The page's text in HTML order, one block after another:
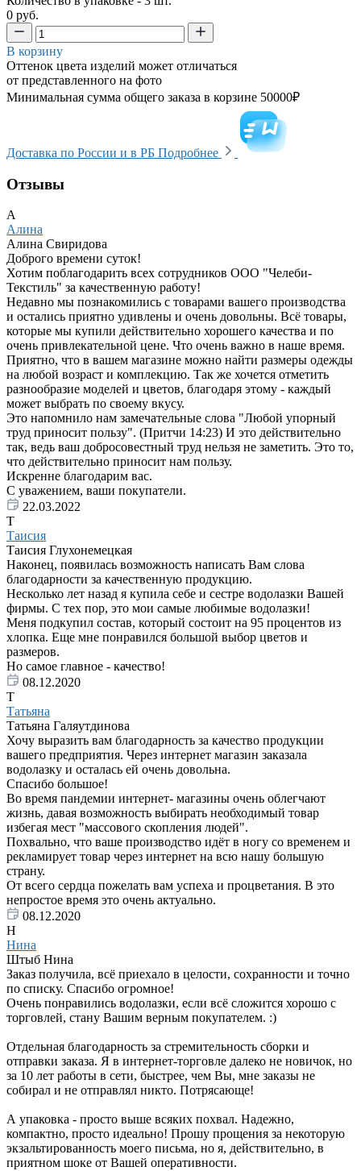
0 руб.
В корзину
Оттенок цвета изделий может отличаться
от представленного на фото
Минимальная сумма общего заказа в корзине 50000₽
Доставка по России и в РБ Подробнее
Отзывы
А
Алина
Алина Свиридова
Доброго времени суток!
Хотим поблагодарить всех сотрудников ООО "Челеби-
Текстиль" за качественную работу!
Недавно мы познакомились с товарами вашего производства
и остались приятно удивлены и очень довольны. Всё товары,
которые мы купили действительно хорошего качества и по
очень привлекательной цене. Что очень важно в наше время.
Приятно, что в вашем магазине можно найти размеры одежды
на любой возраст и комплекцию. Так же хочется отметить
разнообразие моделей и цветов, благодаря этому - каждый
может выбрать по своему вкусу.
Это напомнило нам замечательные слова "Любой упорный
труд приносит пользу". (Притчи 14:23) И это действительно
так, ведь ваш добросовестный труд нельзя не заметить. Это то,
что действительно приносит нам пользу.
Искренне благодарим вас.
С уважением, ваши покупатели.
22.03.2022
Т
Таисия
Таисия Глухонемецкая
Наконец, появилась возможность написать Вам слова
благодарности за качественную продукцию.
Несколько лет назад я купила себе и сестре водолазки Вашей
фирмы. С тех пор, это мои самые любимые водолазки!
Меня подкупил состав, который состоит на 95 процентов из
хлопка. Еще мне понравился большой выбор цветов и
размеров.
Но самое главное - качество!
08.12.2020
Т
Татьяна
Татьяна Галяутдинова
Хочу выразить вам благодарность за качество продукции
вашего предприятия. Через интернет магазин заказала
водолазку и осталась ей очень довольна.
Спасибо большое!
Во время пандемии интернет- магазины очень облегчают
жизнь, давая возможность выбирать необходимый товар
избегая мест "массового скопления людей".
Похвально, что ваше производство идёт в ногу со временем и
рекламирует товар через интернет на всю нашу большую
страну.
От всего сердца пожелать вам успеха и процветания. В это
непростое время это очень актуально.
08.12.2020
Н
Нина
Штыб Нина
Заказ получила, всё приехало в целости, сохранности и точно
по списку. Спасибо огромное!
Очень понравились водолазки, если всё сложится хорошо с
торговлей, стану Вашим верным покупателем. :)
Отдельная благодарность за стремительность сборки и
отправки заказа. Я в интернет-торговле далеко не новичок, но
за 10 лет работы в сети, быстрее, чем Вы, мне заказы не
собирал и не отправлял никто. Потрясающе!
А упаковка - просто выше всяких похвал. Надежно,
компактно, просто идеально! Прошу прощения за некоторую
экзальтированность моего письма, но я, действительно, в
приятном шоке от Вашей оперативности.